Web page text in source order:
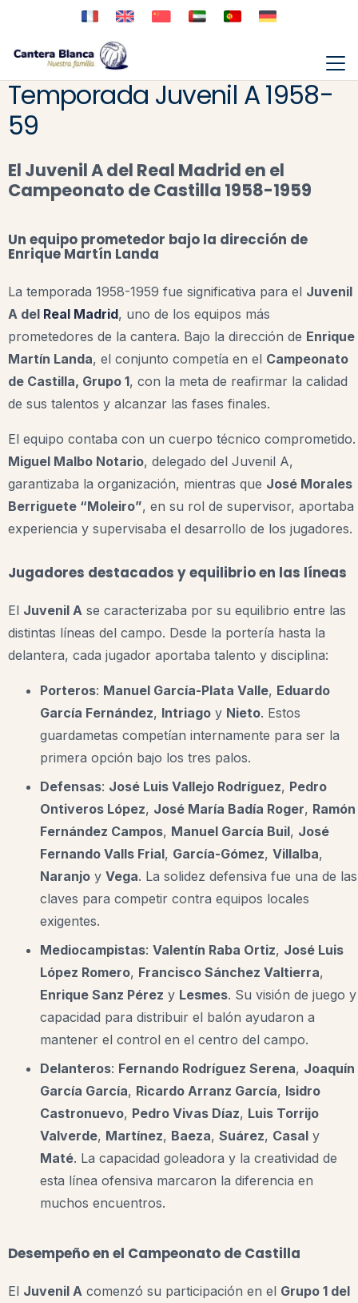
Temporada Juvenil A 1958-
59
El Juvenil A del Real Madrid en el
Campeonato de Castilla 1958-1959
Un equipo prometedor bajo la dirección de
Enrique Martín Landa
La temporada 1958-1959 fue significativa para el Juvenil
A del Real Madrid, uno de los equipos más
prometedores de la cantera. Bajo la dirección de Enrique
Martín Landa, el conjunto competía en el Campeonato
de Castilla, Grupo 1, con la meta de reafirmar la calidad
de sus talentos y alcanzar las fases finales.
El equipo contaba con un cuerpo técnico comprometido.
Miguel Malbo Notario, delegado del Juvenil A,
garantizaba la organización, mientras que José Morales
Berriguete “Moleiro”, en su rol de supervisor, aportaba
experiencia y supervisaba el desarrollo de los jugadores.
Jugadores destacados y equilibrio en las líneas
El Juvenil A se caracterizaba por su equilibrio entre las
distintas líneas del campo. Desde la portería hasta la
delantera, cada jugador aportaba talento y disciplina:
Porteros: Manuel García-Plata Valle, Eduardo
García Fernández, Intriago y Nieto. Estos
guardametas competían internamente para ser la
primera opción bajo los tres palos.
Defensas: José Luis Vallejo Rodríguez, Pedro
Ontiveros López, José María Badía Roger, Ramón
Fernández Campos, Manuel García Buil, José
Fernando Valls Frial, García-Gómez, Villalba,
Naranjo y Vega. La solidez defensiva fue una de las
claves para competir contra equipos locales
exigentes.
Mediocampistas: Valentín Raba Ortiz, José Luis
López Romero, Francisco Sánchez Valtierra,
Enrique Sanz Pérez y Lesmes. Su visión de juego y
capacidad para distribuir el balón ayudaron a
mantener el control en el centro del campo.
Delanteros: Fernando Rodríguez Serena, Joaquín
García García, Ricardo Arranz García, Isidro
Castronuevo, Pedro Vivas Díaz, Luis Torrijo
Valverde, Martínez, Baeza, Suárez, Casal y
Maté. La capacidad goleadora y la creatividad de
esta línea ofensiva marcaron la diferencia en
muchos encuentros.
Desempeño en el Campeonato de Castilla
El Juvenil A comenzó su participación en el Grupo 1 del